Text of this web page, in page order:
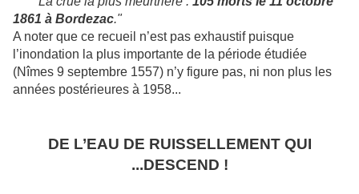
1861 à Bordezac."
A noter que ce recueil n’est pas exhaustif puisque
l’inondation la plus importante de la période étudiée
(Nîmes 9 septembre 1557) n’y figure pas, ni non plus les
années postérieures à 1958...
DE L’EAU DE RUISSELLEMENT QUI
...DESCEND !